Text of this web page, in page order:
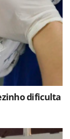
dificulta